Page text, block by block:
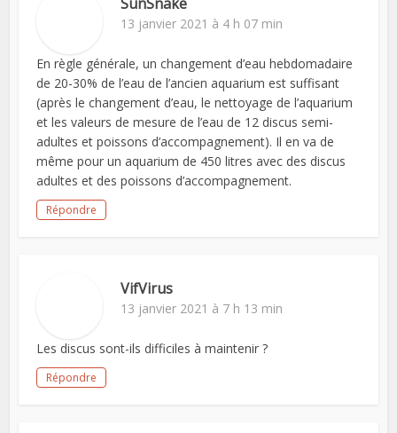
13 janvier 2021 à 4 h 07 min
En règle générale, un changement d’eau hebdomadaire
de 20-30% de l’eau de l’ancien aquarium est suffisant
(après le changement d’eau, le nettoyage de l’aquarium
et les valeurs de mesure de l’eau de 12 discus semi-
adultes et poissons d’accompagnement). Il en va de
même pour un aquarium de 450 litres avec des discus
adultes et des poissons d’accompagnement.
Répondre
VifVirus
13 janvier 2021 à 7 h 13 min
Les discus sont-ils difficiles à maintenir ?
Répondre